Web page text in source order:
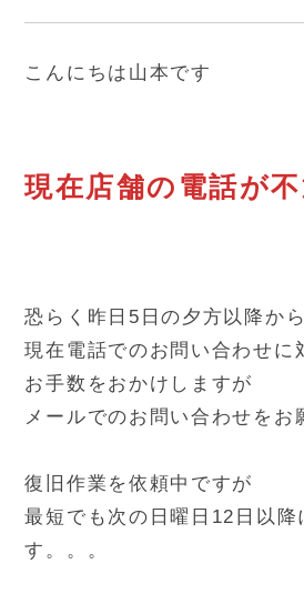
こんにちは山本です
現在店舗の電話が
恐らく昨日5日の夕方以降から
現在電話でのお問い合わせに
お手数をおかけしますが
メールでのお問い合わせをお
復旧作業を依頼中ですが
最短でも次の日曜日12日以降
す。。。